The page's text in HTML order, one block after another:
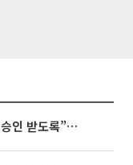
김정관 장관 “반도체 성과급, 주총 승인 받도록”…상법·자본시장법 개정 시사